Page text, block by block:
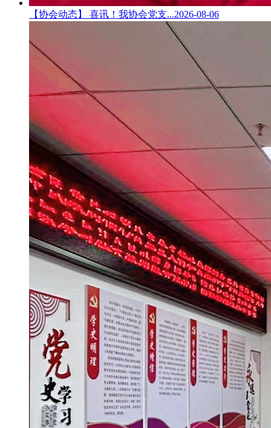
【协会动态】 喜讯！我协会党支...2026-08-06